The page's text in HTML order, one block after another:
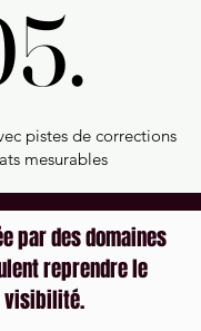
pistes de corrections
mesurables
par des domaines
reprendre le
visibilité.